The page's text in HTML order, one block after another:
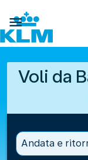

Voli da
Andata e